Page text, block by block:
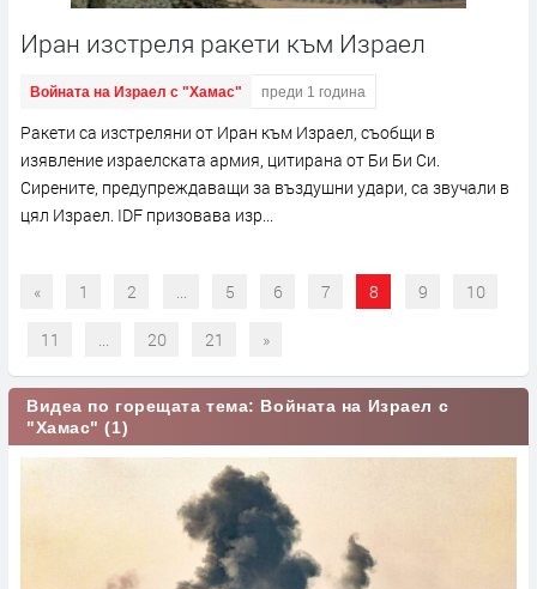
Иран изстреля ракети към Израел
Войната на Израел с "Хамас" преди 1 година
Ракети са изстреляни от Иран към Израел, съобщи в
изявление израелската армия, цитирана от Би Би Си.
Сирените, предупреждаващи за въздушни удари, са звучали в
цял Израел. IDF призовава изр...
« 1 2 5 6 7 8 9 10
11 ... 20 21 »
Видеа по горещата тема: Войната на Израел с
"Хамас" (1)